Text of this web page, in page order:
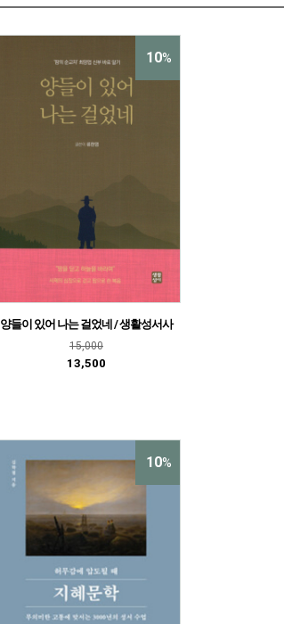
10%
양들이 있어 나는 걸었네 / 생활성서사
15,000
13,500
10%